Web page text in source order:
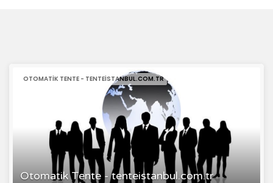
Otomatik Tente - tenteistanbul.com.tr
OTOMATIK TENTE - TENTEISTANBUL.COM.TR